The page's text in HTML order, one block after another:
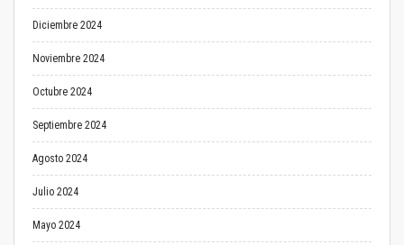
Diciembre 2024
Noviembre 2024
Octubre 2024
Septiembre 2024
Agosto 2024
Julio 2024
Mayo 2024